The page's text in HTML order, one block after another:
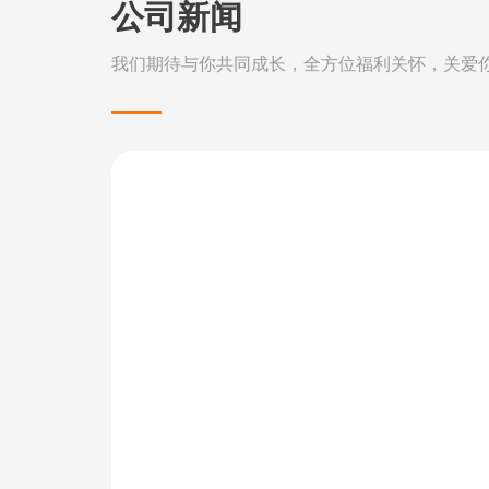
公司新闻
我们期待与你共同成长，全方位福利关怀，关爱